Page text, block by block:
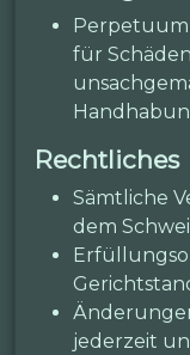
Perpetuum
für
Rechtliches
Sämtliche
dem
jederzeit